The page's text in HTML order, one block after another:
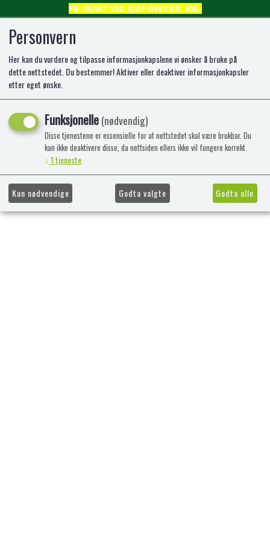
FRI FRAKT VED KJØP OVER KR. 500,-
0
Kunne ikke finne produktet
Forside
Personvern
Her kan du vurdere og tilpasse informasjonkapslene vi ønsker å bruke på
dette nettstedet. Du bestemmer! Aktiver eller deaktiver informasjonkapsler
etter eget ønske.
Funksjonelle(nødvendig)
Disse tjenestene er essensielle for at nettstedet skal være brukbar. Du
kan ikke deaktivere disse, da nettsiden ellers ikke vil fungere korrekt.
↓ 1tjeneste
Kun nødvendige Godta valgte Godta alle